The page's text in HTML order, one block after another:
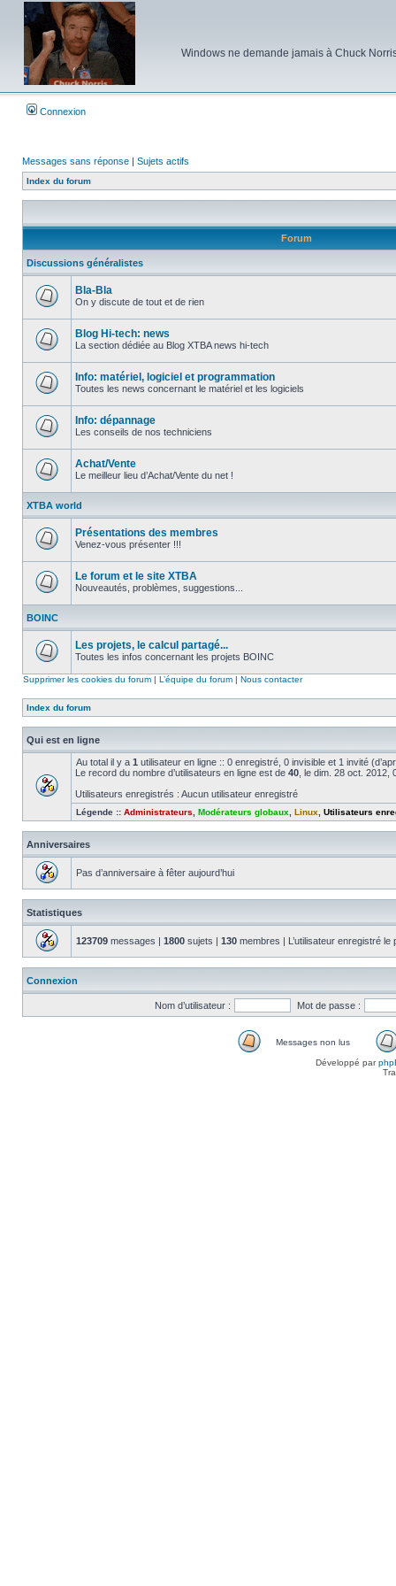
Windows ne demande jamais à Chuck
Connexion
Messages sans réponse | Sujets actifs
Index du forum
Forum
Discussions généralistes
message
non
Bla-Bla
On y discute de tout et de rien
message
non
Blog Hi-tech: news
La section dédiée au Blog XTBA news hi-tech
message
non
Info: matériel, logiciel et programmation
Toutes les news concernant le matériel et les logiciels
message
non
Info: dépannage
Les conseils de nos techniciens
message
non
lu
Achat/Vente
Le meilleur lieu d’Achat/Vente du net !
XTBA world
message
non
Présentations des membres
Venez-vous présenter !!!
message
lu
Le forum et le site XTBA
Nouveautés, problèmes, suggestions...
BOINC
message
Les projets, le calcul partagé...
Toutes les infos concernant les projets BOINC
Supprimer les cookies du forum | L’équipe du forum | Nous contacter
Index du forum
Qui est en ligne
Au total il y a 1 utilisateur en ligne :: 0 enregistré, 0 invisible et 1 invité
Le record du nombre d’utilisateurs en ligne est de 40 , le dim. 28 oct. 2012,
Utilisateurs enregistrés : Aucun utilisateur enregistré
Légende :: Administrateurs Modérateurs globaux Linux Utilisateurs
Anniversaires
Pas d’anniversaire à fêter aujourd’hui
Statistiques
123709 messages | 1800 sujets | 130 membres | L’utilisateur enregistré
Connexion
Nom d’utilisateur : Mot de passe :
Messages non lus
Développé par